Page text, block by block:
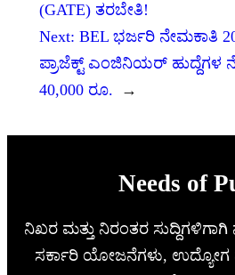
(GATE) ತರಬೇತಿ!
Next: BEL ಭರ್ಜರಿ ನೇಮಕಾತಿ
ಪ್ರಾಜೆಕ್ಟ್ ಎಂಜಿನಿಯರ್ ಹುದ್ದೆಗಳ
40,000 ರೂ.
→
Needs of
ನಿಖರ ಮತ್ತು ನಿರಂತರ
ಸರ್ಕಾರಿ ಯೋಜನೆಗಳು, ಉದ್ಯೋಗ